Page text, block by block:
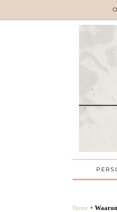
Home +